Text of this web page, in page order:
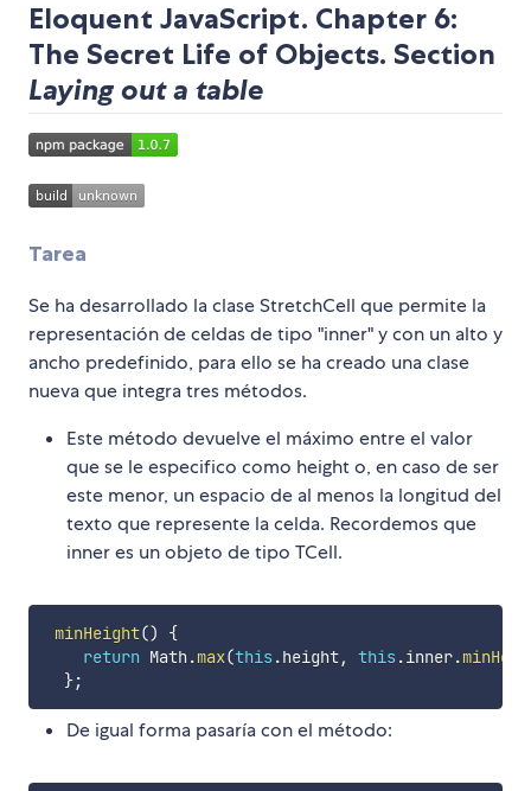
Eloquent JavaScript. Chapter 6:
The Secret Life of Objects. Section
Laying out a table
Tarea
Se ha desarrollado la clase StretchCell que permite la
representación de celdas de tipo "inner" y con un alto y
ancho predefinido, para ello se ha creado una clase
nueva que integra tres métodos.
Este método devuelve el máximo entre el valor
que se le especifico como height o, en caso de ser
este menor, un espacio de al menos la longitud del
texto que represente la celda. Recordemos que
inner es un objeto de tipo TCell.
minHeight()
{
return Math .max(this .height, this .inner.
};
De igual forma pasaría con el método: